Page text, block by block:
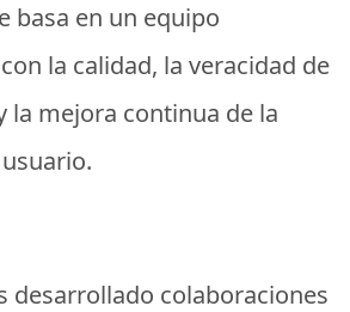
basa en un equipo
la calidad, la veracidad de
la mejora continua de la
desarrollado colaboraciones